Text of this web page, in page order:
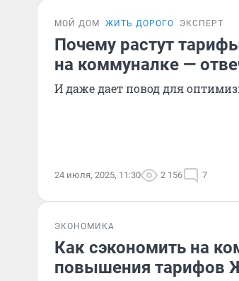
МОЙ ДОМ ЖИТЬ ДОРОГО ЭКСПЕРТ
Почему растут
на коммуналке —
И даже дает повод для
24 июля, 2025, 11:30 2 156 7
ЭКОНОМИКА
Как сэкономить на
повышения тарифов